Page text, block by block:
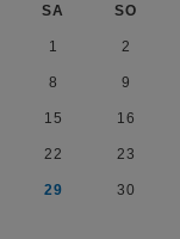
SA SO
1 2
8 9
15 16
22 23
29 30